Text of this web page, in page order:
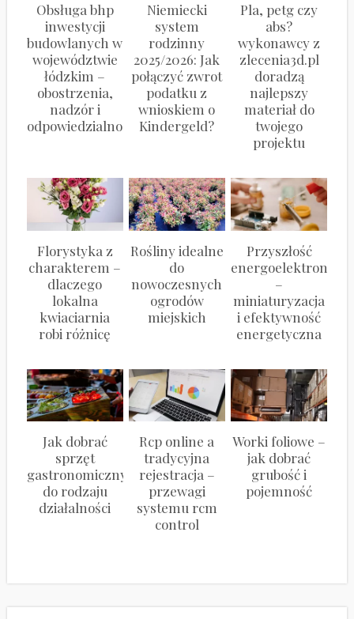
Obsługa bhp
inwestycji
budowlanych w
województwie
łódzkim –
obostrzenia,
nadzór i
odpowiedzialność
Niemiecki
system
rodzinny
2025/2026: Jak
połączyć zwrot
podatku z
wnioskiem o
Kindergeld?
Pla, petg czy
abs?
wykonawcy z
zlecenia3d.pl
doradzą
najlepszy
materiał do
twojego
projektu
Florystyka z
charakterem –
dlaczego
lokalna
kwiaciarnia
robi różnicę
Rośliny idealne
do
nowoczesnych
ogrodów
miejskich
Przyszłość
energoelektroniki
–
miniaturyzacja
i efektywność
energetyczna
Jak dobrać
sprzęt
gastronomiczny
do rodzaju
działalności
Rcp online a
tradycyjna
rejestracja –
przewagi
systemu rcm
control
Worki foliowe –
jak dobrać
grubość i
pojemność